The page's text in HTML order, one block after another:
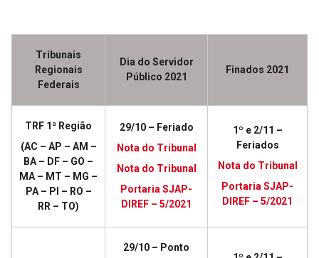
Tribunais
Regionais
Federais
Dia do Servidor
Público 2021
Finados 2021
TRF 1ª Região
(AC – AP – AM –
BA – DF – GO –
MA – MT – MG –
PA – PI – RO –
RR – TO)
29/10 – Feriado
Nota do Tribunal
Nota do Tribunal
Portaria SJAP-
DIREF – 5/2021
1º e 2/11 –
Feriados
Nota do Tribunal
Portaria SJAP-
DIREF – 5/2021
29/10 – Ponto